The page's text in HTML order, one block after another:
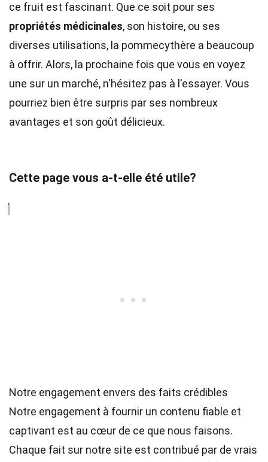
ce fruit est fascinant. Que ce soit pour ses
propriétés médicinales, son histoire, ou ses
diverses utilisations, la pommecythère a beaucoup
à offrir. Alors, la prochaine fois que vous en voyez
une sur un marché, n'hésitez pas à l'essayer. Vous
pourriez bien être surpris par ses nombreux
avantages et son goût délicieux.
Cette page vous a-t-elle été utile?
Notre engagement envers des faits crédibles
Notre engagement à fournir un contenu fiable et
captivant est au cœur de ce que nous faisons.
Chaque fait sur notre site est contribué par de vrais